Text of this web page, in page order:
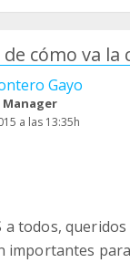
cómo va la
Gayo
Manager
a las 13:35h
a todos,
importantes